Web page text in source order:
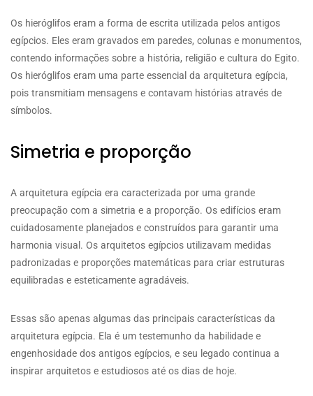
Os hieróglifos eram a forma de escrita utilizada pelos antigos
egípcios. Eles eram gravados em paredes, colunas e monumentos,
contendo informações sobre a história, religião e cultura do Egito.
Os hieróglifos eram uma parte essencial da arquitetura egípcia,
pois transmitiam mensagens e contavam histórias através de
símbolos.
Simetria e proporção
A arquitetura egípcia era caracterizada por uma grande
preocupação com a simetria e a proporção. Os edifícios eram
cuidadosamente planejados e construídos para garantir uma
harmonia visual. Os arquitetos egípcios utilizavam medidas
padronizadas e proporções matemáticas para criar estruturas
equilibradas e esteticamente agradáveis.
Essas são apenas algumas das principais características da
arquitetura egípcia. Ela é um testemunho da habilidade e
engenhosidade dos antigos egípcios, e seu legado continua a
inspirar arquitetos e estudiosos até os dias de hoje.